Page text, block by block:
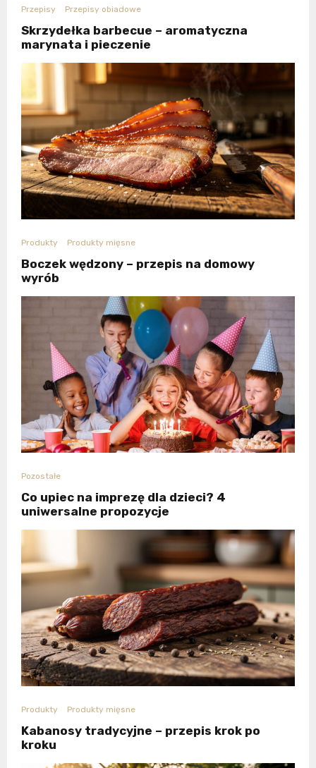
Przepisy Przepisy obiadowe
Skrzydełka barbecue – aromatyczna
marynata i pieczenie
Produkty Produkty mięsne
Boczek wędzony – przepis na domowy
wyrób
Pozostałe
Co upiec na imprezę dla dzieci? 4
uniwersalne propozycje
Produkty Produkty mięsne
Kabanosy tradycyjne – przepis krok po
kroku